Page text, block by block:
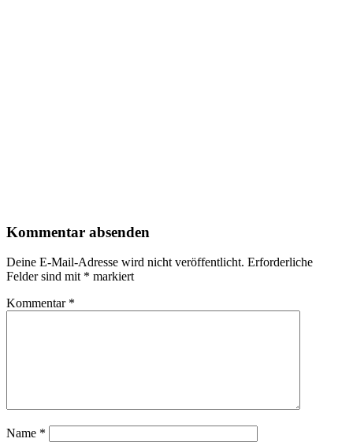
Kommentar absenden
Deine E-Mail-Adresse wird nicht veröffentlicht. Erforderliche
Felder sind mit * markiert
Kommentar *
Name *